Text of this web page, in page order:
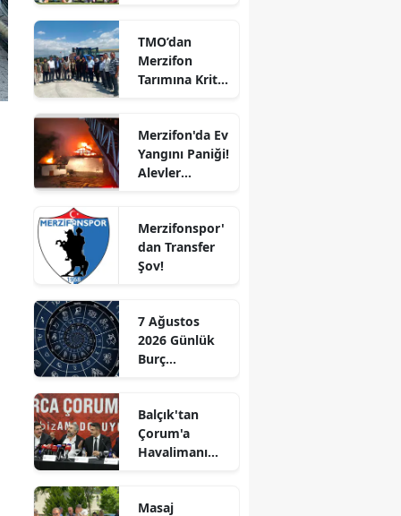
Denizli
Edirne
Elazığ
Erzurum
Gaziantep
Giresun
Hakkari
Isparta
TMO’dan
Merzifon
Tarımına Kritik
Merzifon'da Ev
Yangını Paniği!
Alevler
Alındı
Merzifonspor'
dan Transfer
Şov!
7 Ağustos
2026 Günlük
Burç
Sürprizler,
Parada Yeni
Fırsatlar
Balçık'tan
Çorum'a
Havalimanı
Başladık"
Masaj